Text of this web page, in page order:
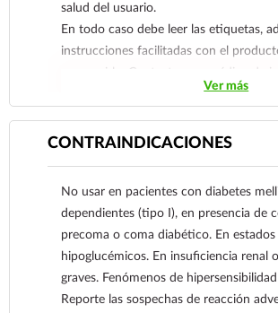
salud del usuario.
En todo caso debe leer las etiquetas,
instrucciones facilitadas con el
consumirlo. Contacte a su médico de
sospecha que tiene un problema de
Ver más
CONTRAINDICACIONES
No usar en pacientes con diabetes
dependientes (tipo I), en presencia de
precoma o coma diabético. En estados
hipoglucémicos. En insuficiencia renal
graves. Fenómenos de
Reporte las sospechas de reacción